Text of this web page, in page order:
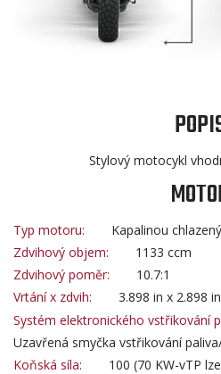
Stylový motocykl
Typ motoru:
Kapalinou
Zdvihový objem:
1133 ccm
Zdvihový poměr:
10.7:1
Vrtání x zdvih:
3.898 in x 2.898
Systém elektronického vstřikování
Uzavřená smyčka vstřikování
Koňská síla:
100 (70 KW-vTP